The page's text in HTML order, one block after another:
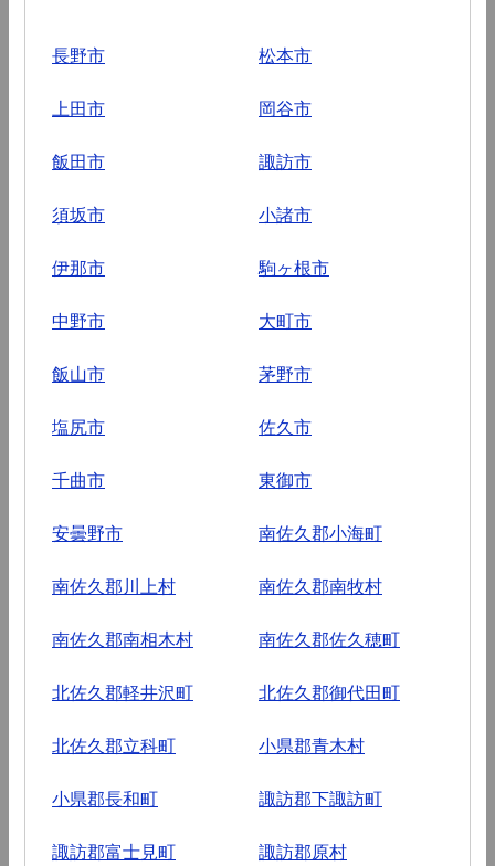
長野市 松本市
上田市 岡谷市
飯田市 諏訪市
須坂市 小諸市
伊那市 駒ヶ根市
中野市 大町市
飯山市 茅野市
塩尻市 佐久市
千曲市 東御市
安曇野市 南佐久郡小海町
南佐久郡川上村 南佐久郡南牧村
南佐久郡南相木村 南佐久郡佐久穂町
北佐久郡軽井沢町 北佐久郡御代田町
北佐久郡立科町 小県郡青木村
小県郡長和町 諏訪郡下諏訪町
諏訪郡富士見町 諏訪郡原村